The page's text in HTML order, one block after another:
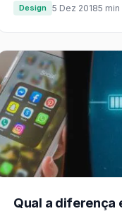
Design 5 Dez 20185
Qual a diferença